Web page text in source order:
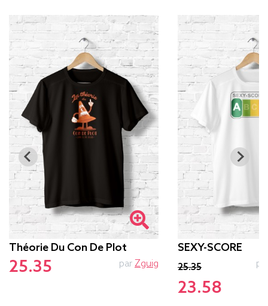
Théorie Du Con De Plot
25.35 par Zguig
SEXY-SCORE
25.35
23.58